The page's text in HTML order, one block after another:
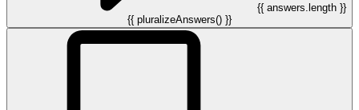
{{ answers.length }}
{{ pluralizeAnswers() }}